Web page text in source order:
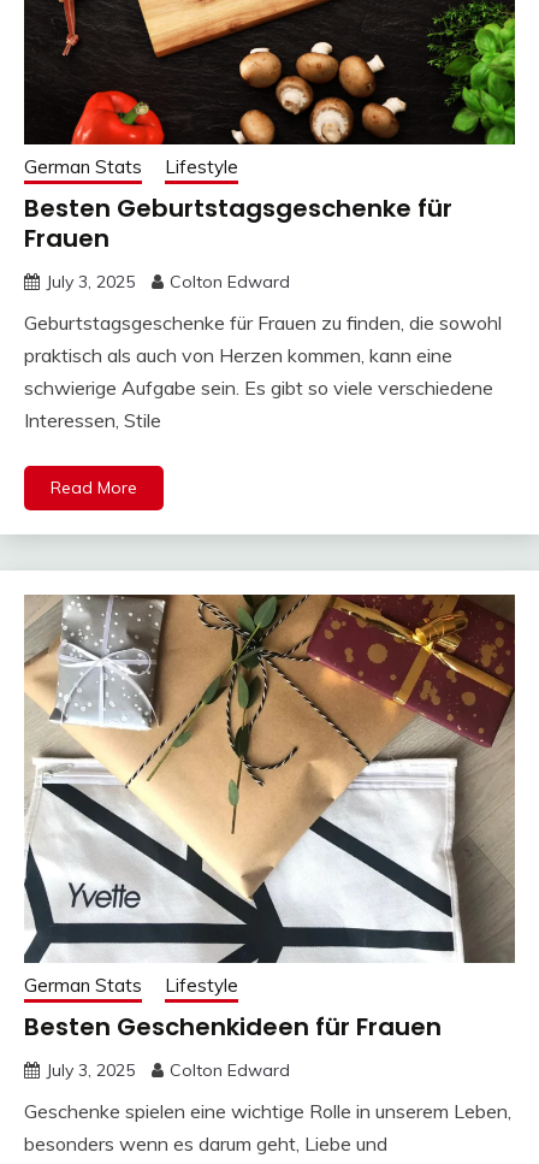
German Stats Lifestyle
Besten Geburtstagsgeschenke für
Frauen
July 3, 2025 Colton Edward
Geburtstagsgeschenke für Frauen zu finden, die sowohl
praktisch als auch von Herzen kommen, kann eine
schwierige Aufgabe sein. Es gibt so viele verschiedene
Interessen, Stile
Read More
German Stats Lifestyle
Besten Geschenkideen für Frauen
July 3, 2025 Colton Edward
Geschenke spielen eine wichtige Rolle in unserem Leben,
besonders wenn es darum geht, Liebe und